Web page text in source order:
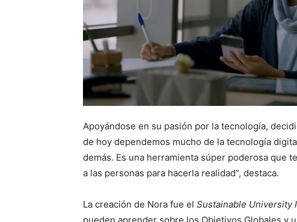
Apoyándose en su pasión por la tecnología,
de hoy dependemos mucho de la tecnología
demás. Es una herramienta súper poderosa que
a las personas para hacerla realidad”, destaca.
La creación de Nora fue el Sustainable University